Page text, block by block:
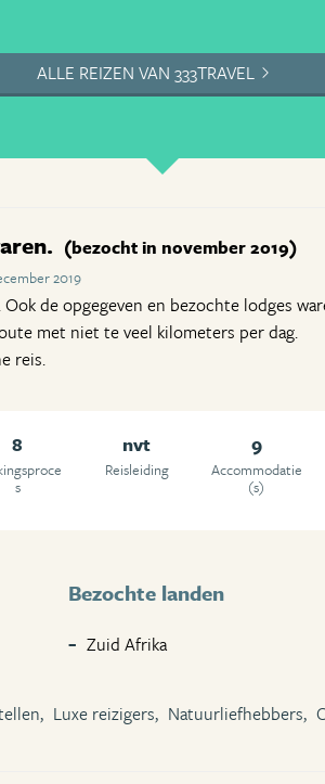
ALLE REIZEN VAN 333TRAVEL
(bezocht in november 2019)
2019
de opgegeven en bezochte lodges
met niet te veel kilometers per dag.
reis.
8
s
nvt
Reisleiding
9
Accommodatie
(s)
Bezochte landen
Zuid Afrika
Luxe reizigers, Natuurliefhebbers,